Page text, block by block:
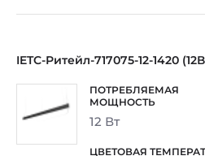
IETC-Ритейл-717075-12-1420
12 Вт